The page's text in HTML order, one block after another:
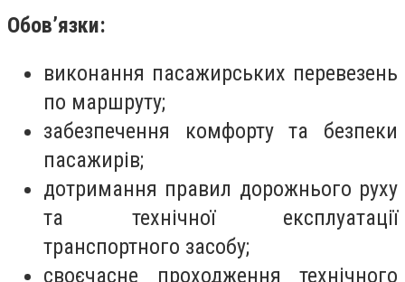
Обов’язки:
виконання пасажирських перевезень
по маршруту;
забезпечення комфорту та безпеки
пасажирів;
дотримання правил дорожнього руху
та технічної експлуатації
транспортного засобу;
своєчасне проходження технічного